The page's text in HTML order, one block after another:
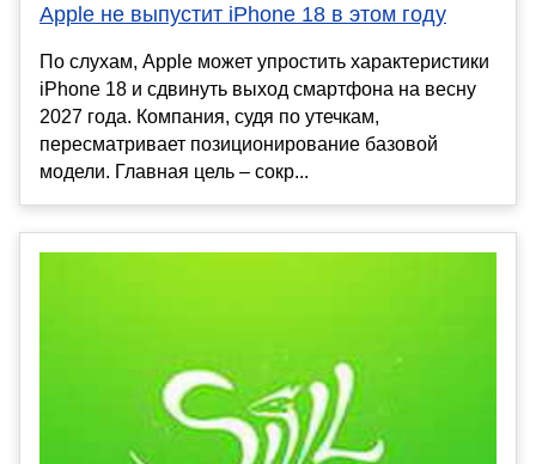
Apple не выпустит iPhone 18 в этом году
По слухам, Apple может упростить характеристики
iPhone 18 и сдвинуть выход смартфона на весну
2027 года. Компания, судя по утечкам,
пересматривает позиционирование базовой
модели. Главная цель – сокр...